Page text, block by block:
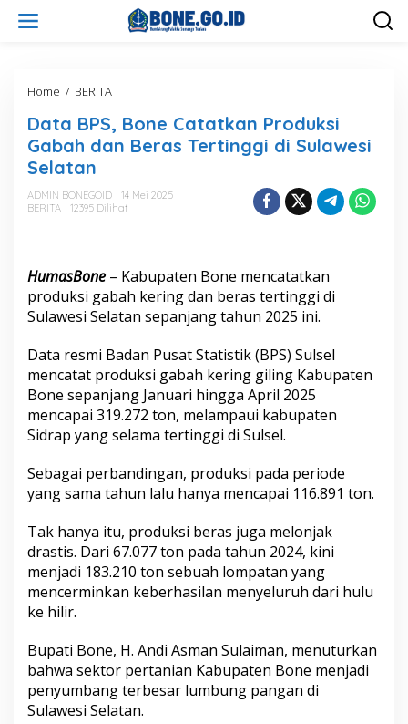
Home / BERITA
t
a
B
,
a
t
t
k
n
P
r
d
k
i
G
a
a
n
e
r
Data BPS, Bone Catatkan Produksi
Gabah dan Beras Tertinggi di Sulawesi
Selatan
ADMIN BONEGOID
14 Mei 2025
BERITA
12395 Dilihat
HumasBone – Kabupaten Bone mencatatkan
produksi gabah kering dan beras tertinggi di
Sulawesi Selatan sepanjang tahun 2025 ini.
Data resmi Badan Pusat Statistik (BPS) Sulsel
mencatat produksi gabah kering giling Kabupaten
Bone sepanjang Januari hingga April 2025
mencapai 319.272 ton, melampaui kabupaten
Sidrap yang selama tertinggi di Sulsel.
Sebagai perbandingan, produksi pada periode
yang sama tahun lalu hanya mencapai 116.891 ton.
Tak hanya itu, produksi beras juga melonjak
drastis. Dari 67.077 ton pada tahun 2024, kini
menjadi 183.210 ton sebuah lompatan yang
mencerminkan keberhasilan menyeluruh dari hulu
ke hilir.
Bupati Bone, H. Andi Asman Sulaiman, menuturkan
bahwa sektor pertanian Kabupaten Bone menjadi
penyumbang terbesar lumbung pangan di
Sulawesi Selatan.